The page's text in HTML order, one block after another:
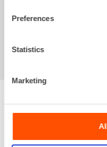
Preferences
Statistics
Marketing
kiinnostaa
Renta